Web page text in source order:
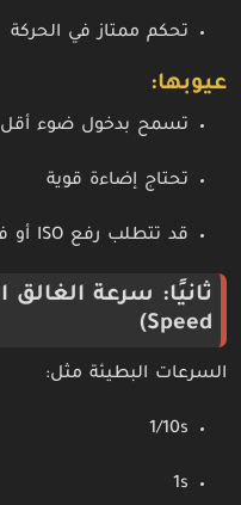
تحكم ممتاز في الحركة
عيوبها:
تسمح بدخول ضوء أقل
تحتاج إضاءة قوية
قد تتطلب رفع ISO أو فتح العدسة
Speed)
السرعات البطيئة مثل:
1/10s
1s